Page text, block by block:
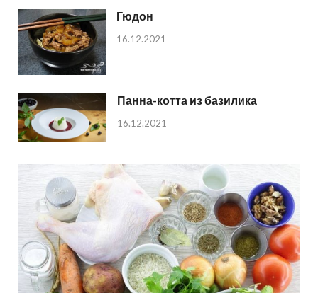
Гюдон
16.12.2021
Панна-котта из базилика
16.12.2021